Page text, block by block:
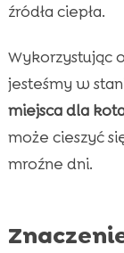
źródła ciepła.
Wykorzystując
jesteśmy w
miejsca dla
może cieszyć
mroźne dni.